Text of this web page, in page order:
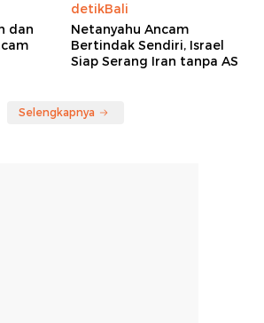
dan
detikBali
Netanyahu Ancam
Bertindak Sendiri, Israel
Siap Serang Iran tanpa AS
Selengkapnya